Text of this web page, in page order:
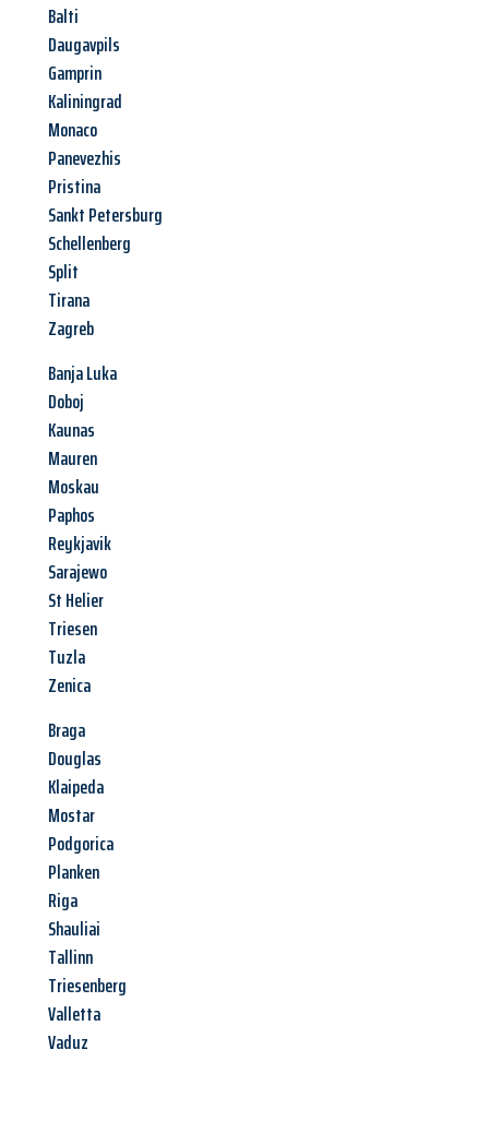
Balti
Daugavpils
Gamprin
Kaliningrad
Monaco
Panevezhis
Pristina
Sankt Petersburg
Schellenberg
Split
Tirana
Zagreb
Banja Luka
Doboj
Kaunas
Mauren
Moskau
Paphos
Reykjavik
Sarajewo
St Helier
Triesen
Tuzla
Zenica
Braga
Douglas
Klaipeda
Mostar
Podgorica
Planken
Riga
Shauliai
Tallinn
Triesenberg
Valletta
Vaduz